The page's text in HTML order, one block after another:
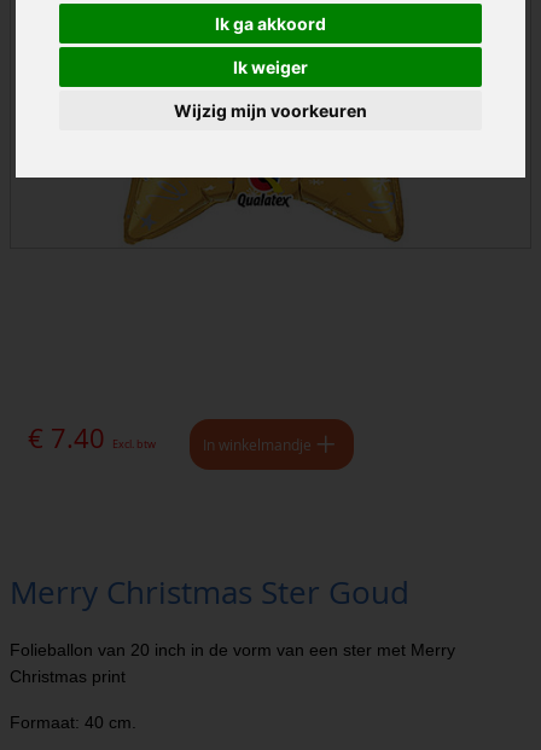
Ik ga akkoord
Ik weiger
Wijzig mijn voorkeuren
€ 7.40 Excl. btw In winkelmandje
Merry Christmas Ster Goud
Folieballon van 20 inch in de vorm van een ster met Merry
Christmas print
Formaat: 40 cm.